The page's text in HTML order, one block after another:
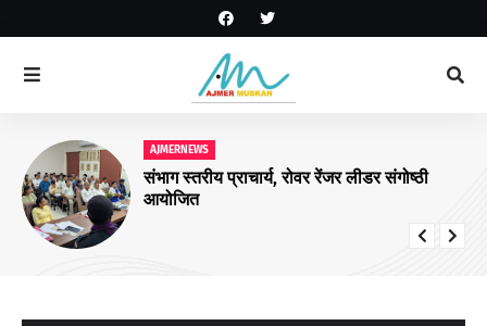
AJMERNEWS
संभाग स्तरीय प्राचार्य, रोवर रेंजर लीडर संगोष्ठी
आयोजित